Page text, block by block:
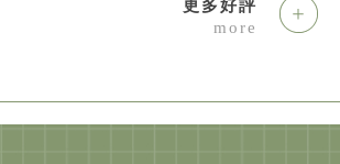
更多好評
more